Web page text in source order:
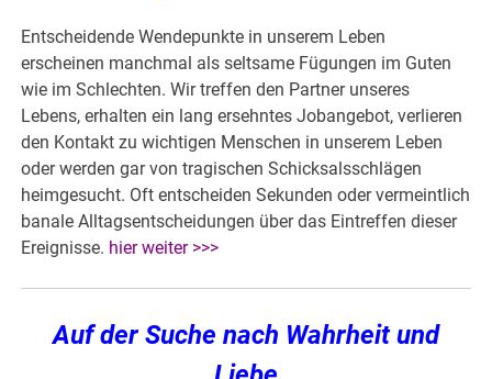
Entscheidende Wendepunkte in unserem Leben
erscheinen manchmal als seltsame Fügungen im Guten
wie im Schlechten. Wir treffen den Partner unseres
Lebens, erhalten ein lang ersehntes Jobangebot, verlieren
den Kontakt zu wichtigen Menschen in unserem Leben
oder werden gar von tragischen Schicksalsschlägen
heimgesucht. Oft entscheiden Sekunden oder vermeintlich
banale Alltagsentscheidungen über das Eintreffen dieser
Ereignisse. hier weiter >>>
Auf der Suche nach Wahrheit und